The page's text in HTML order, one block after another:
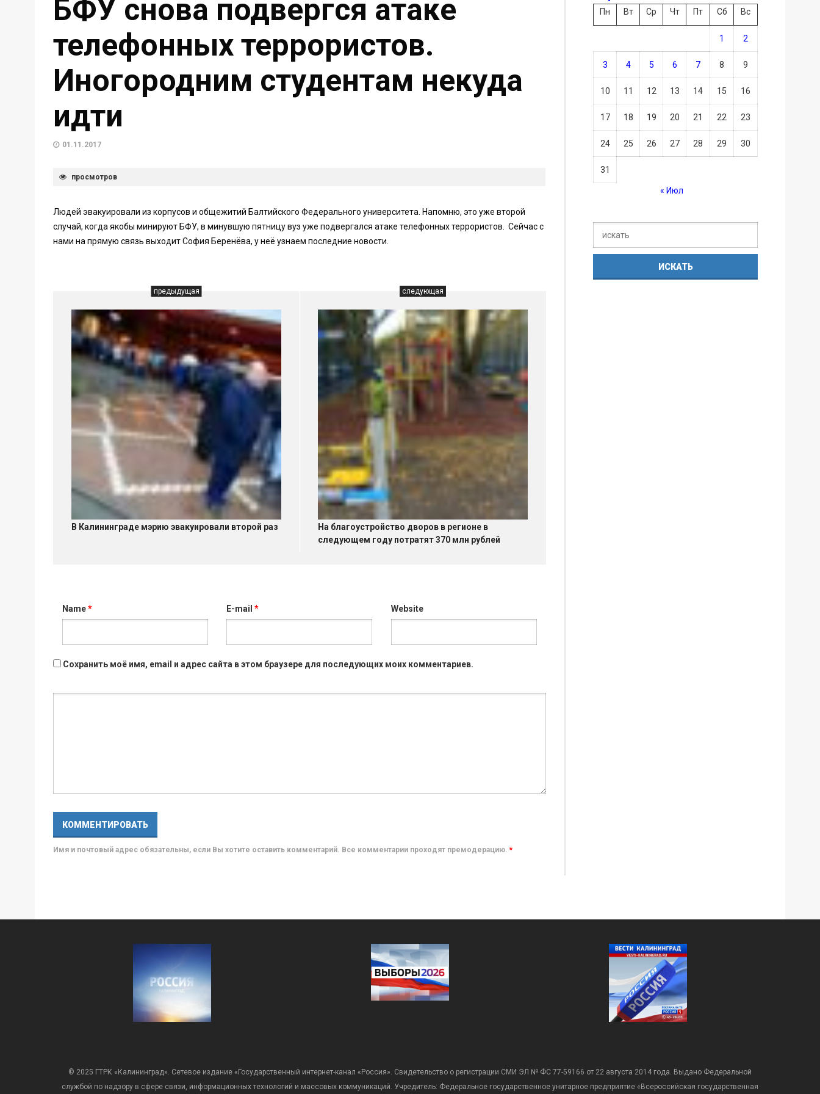
БФУ снова подвергся атаке
телефонных террористов.
Иногородним студентам некуда
идти
01.11.2017
просмотров
Людей эвакуировали из корпусов и общежитий Балтийского Федерального университета. Напомню, это уже второй
случай, когда якобы минируют БФУ, в минувшую пятницу вуз уже подвергался атаке телефонных террористов. Сейчас с
нами на прямую связь выходит София Беренёва, у неё узнаем последние новости.
предыдущая
В Калининграде мэрию эвакуировали второй раз
следующая
На благоустройство дворов в регионе в
следующем году потратят 370 млн рублей
Name* E-mail* Website
Сохранить моё имя, email и адрес сайта в этом браузере для последующих моих комментариев.
Имя и почтовый адрес обязательны, если Вы хотите оставить комментарий. Все комментарии проходят премодерацию. *
Пн
Вт Ср Чт Пт Сб Вс
1 2
3 4 5 6 7 8 9
10 11 12 13 14 15 16
17 18 19 20 21 22 23
24 25 26 27 28 29 30
31
« Июл
© 2025 ГТРК «Калининград». Сетевое издание «Государственный интернет-канал «Россия». Свидетельство о регистрации СМИ ЭЛ № ФС 77-59166 от 22 августа 2014 года. Выдано Федеральной
службой по надзору в сфере связи, информационных технологий и массовых коммуникаций. Учредитель: Федеральное государственное унитарное предприятие «Всероссийская государственная